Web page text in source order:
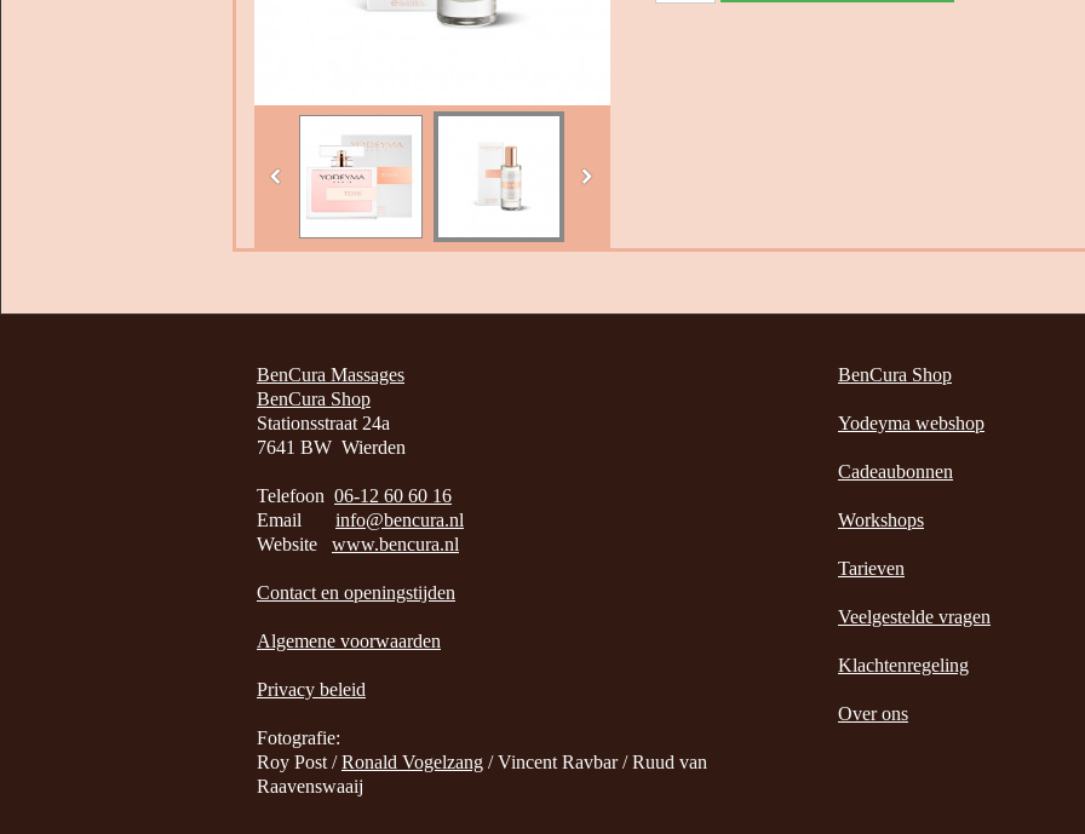
BenCura Massages
BenCura Shop
Stationsstraat 24a
7641 BW Wierden
Telefoon 06-12 60 60 16
Email info@bencura.nl
Website www.bencura.nl
Contact en openingstijden
Algemene voorwaarden
Privacy beleid
Fotografie:
Roy Post /Ronald Vogelzang / Vincent Ravbar / Ruud van
Raavenswaaij
BenCura Shop
Yodeyma webshop
Cadeaubonnen
Workshops
Tarieven
Veelgestelde vragen
Klachtenregeling
Over ons